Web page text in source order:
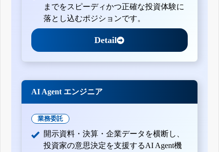
までをスピーディかつ正確な投資体験に
落とし込むポジションです。
Detail
AI Agent エンジニア
業務委託
開示資料・決算・企業データを横断し、
投資家の意思決定を支援するAI Agent機